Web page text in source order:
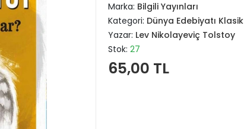
Marka: Bilgili Yayınları
Kategori: Dünya Edebiyatı Klasik
Yazar: Lev Nikolayeviç Tolstoy
Stok: 27
65,00 TL